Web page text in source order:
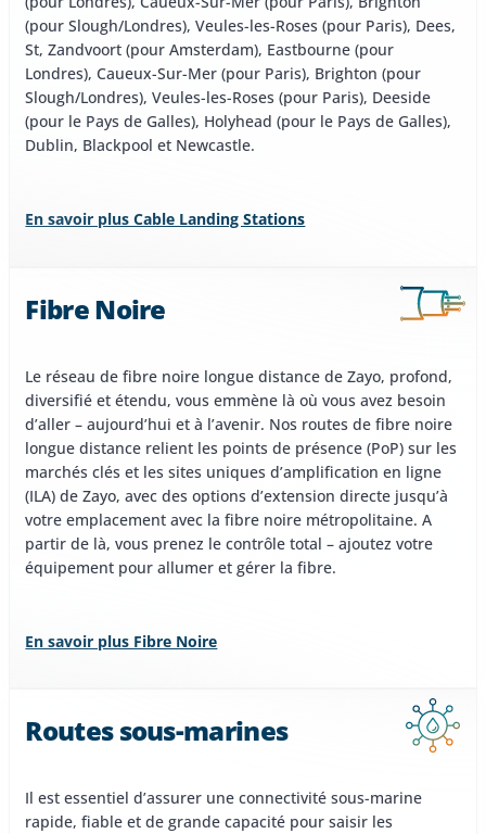
(pour Slough/Londres), Veules-les-Roses (pour Paris), Dees,
St, Zandvoort (pour Amsterdam), Eastbourne (pour
Londres), Caueux-Sur-Mer (pour Paris), Brighton (pour
Slough/Londres), Veules-les-Roses (pour Paris), Deeside
(pour le Pays de Galles), Holyhead (pour le Pays de Galles),
Dublin, Blackpool et Newcastle.
En savoir plus Cable Landing Stations
Fibre Noire
Le réseau de fibre noire longue distance de Zayo, profond,
diversifié et étendu, vous emmène là où vous avez besoin
d’aller – aujourd’hui et à l’avenir. Nos routes de fibre noire
longue distance relient les points de présence (PoP) sur les
marchés clés et les sites uniques d’amplification en ligne
(ILA) de Zayo, avec des options d’extension directe jusqu’à
votre emplacement avec la fibre noire métropolitaine. A
partir de là, vous prenez le contrôle total – ajoutez votre
équipement pour allumer et gérer la fibre.
En savoir plus Fibre Noire
Routes sous-marines
Il est essentiel d’assurer une connectivité sous-marine
rapide, fiable et de grande capacité pour saisir les